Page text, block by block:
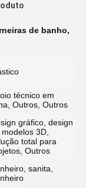
de banho,
técnico em
Outros, Outros
gráfico, design
3D,
total para
Outros
sanita,